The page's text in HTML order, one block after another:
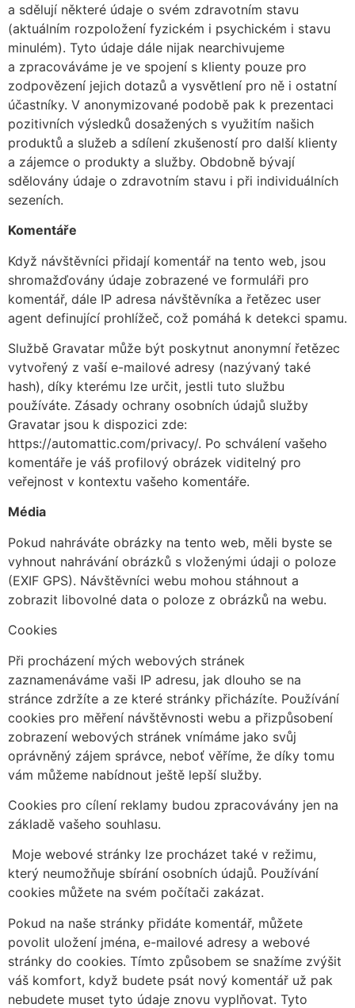
a sdělují některé údaje o svém zdravotním stavu
(aktuálním rozpoložení fyzickém i psychickém i stavu
minulém). Tyto údaje dále nijak nearchivujeme
a zpracováváme je ve spojení s klienty pouze pro
zodpovězení jejich dotazů a vysvětlení pro ně i ostatní
účastníky. V anonymizované podobě pak k prezentaci
pozitivních výsledků dosažených s využitím našich
produktů a služeb a sdílení zkušeností pro další klienty
a zájemce o produkty a služby. Obdobně bývají
sdělovány údaje o zdravotním stavu i při individuálních
sezeních.
Komentáře
Když návštěvníci přidají komentář na tento web, jsou
shromažďovány údaje zobrazené ve formuláři pro
komentář, dále IP adresa návštěvníka a řetězec user
agent definující prohlížeč, což pomáhá k detekci spamu.
Službě Gravatar může být poskytnut anonymní řetězec
vytvořený z vaší e-mailové adresy (nazývaný také
hash), díky kterému lze určit, jestli tuto službu
používáte. Zásady ochrany osobních údajů služby
Gravatar jsou k dispozici zde:
https://automattic.com/privacy/. Po schválení vašeho
komentáře je váš profilový obrázek viditelný pro
veřejnost v kontextu vašeho komentáře.
Média
Pokud nahráváte obrázky na tento web, měli byste se
vyhnout nahrávání obrázků s vloženými údaji o poloze
(EXIF GPS). Návštěvníci webu mohou stáhnout a
zobrazit libovolné data o poloze z obrázků na webu.
Cookies
Při procházení mých webových stránek
zaznamenáváme vaši IP adresu, jak dlouho se na
stránce zdržíte a ze které stránky přicházíte. Používání
cookies pro měření návštěvnosti webu a přizpůsobení
zobrazení webových stránek vnímáme jako svůj
oprávněný zájem správce, neboť věříme, že díky tomu
vám můžeme nabídnout ještě lepší služby.
Cookies pro cílení reklamy budou zpracovávány jen na
základě vašeho souhlasu.
Moje webové stránky lze procházet také v režimu,
který neumožňuje sbírání osobních údajů. Používání
cookies můžete na svém počítači zakázat.
Pokud na naše stránky přidáte komentář, můžete
povolit uložení jména, e-mailové adresy a webové
stránky do cookies. Tímto způsobem se snažíme zvýšit
váš komfort, když budete psát nový komentář už pak
nebudete muset tyto údaje znovu vyplňovat. Tyto